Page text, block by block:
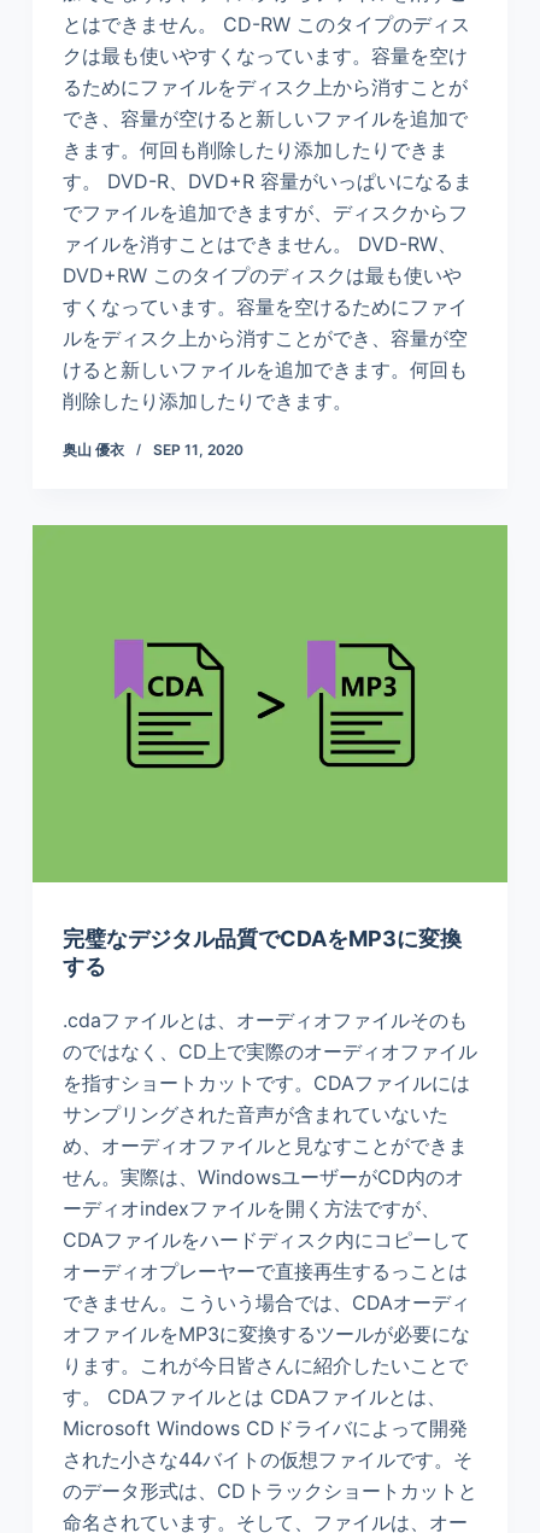
とはできません。 CD-RW このタイプのディス
クは最も使いやすくなっています。容量を空け
るためにファイルをディスク上から消すことが
でき、容量が空けると新しいファイルを追加で
きます。何回も削除したり添加したりできま
す。 DVD-R、DVD+R 容量がいっぱいになるま
でファイルを追加できますが、ディスクからフ
ァイルを消すことはできません。 DVD-RW、
DVD+RW このタイプのディスクは最も使いや
すくなっています。容量を空けるためにファイ
ルをディスク上から消すことができ、容量が空
けると新しいファイルを追加できます。何回も
削除したり添加したりできます。
奥山 優衣 SEP 11, 2020
完璧なデジタル品質でCDAをMP3に変換
する
.cdaファイルとは、オーディオファイルそのも
のではなく、CD上で実際のオーディオファイル
を指すショートカットです。CDAファイルには
サンプリングされた音声が含まれていないた
め、オーディオファイルと見なすことができま
せん。実際は、WindowsユーザーがCD内のオ
ーディオindexファイルを開く方法ですが、
CDAファイルをハードディスク内にコピーして
オーディオプレーヤーで直接再生するっことは
できません。こういう場合では、CDAオーディ
オファイルをMP3に変換するツールが必要にな
ります。これが今日皆さんに紹介したいことで
す。 CDAファイルとは CDAファイルとは、
Microsoft Windows CDドライバによって開発
された小さな44バイトの仮想ファイルです。そ
のデータ形式は、CDトラックショートカットと
命名されています。そして、ファイルは、オー